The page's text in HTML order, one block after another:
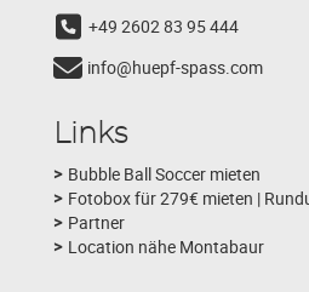
+49 2602 83 95 444
info@huepf-spass.com
Links
Bubble Ball Soccer mieten
Fotobox für 279€ mieten |
Partner
Location nähe Montabaur